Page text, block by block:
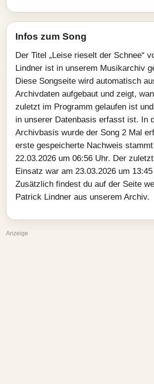
Infos zum Song
Der Titel „Leise rieselt der Schnee“
Lindner ist in unserem Musikarchiv
Diese Songseite wird automatisch
Archivdaten aufgebaut und zeigt,
zuletzt im Programm gelaufen ist
in unserer Datenbasis erfasst ist. In
Archivbasis wurde der Song 2 Mal
erste gespeicherte Nachweis
22.03.2026 um 06:56 Uhr. Der
Einsatz war am 23.03.2026 um 13:45
Zusätzlich findest du auf der Seite
Patrick Lindner aus unserem Archiv.
Anzeige